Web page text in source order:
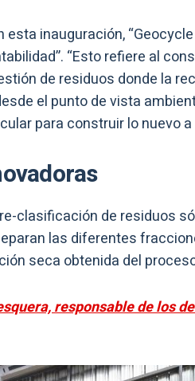
inauguración,
“Esto refiere al
de residuos donde la
el punto de vista
para construir lo nuevo a
clasificación de residuos
las diferentes
seca obtenida del
responsable de los